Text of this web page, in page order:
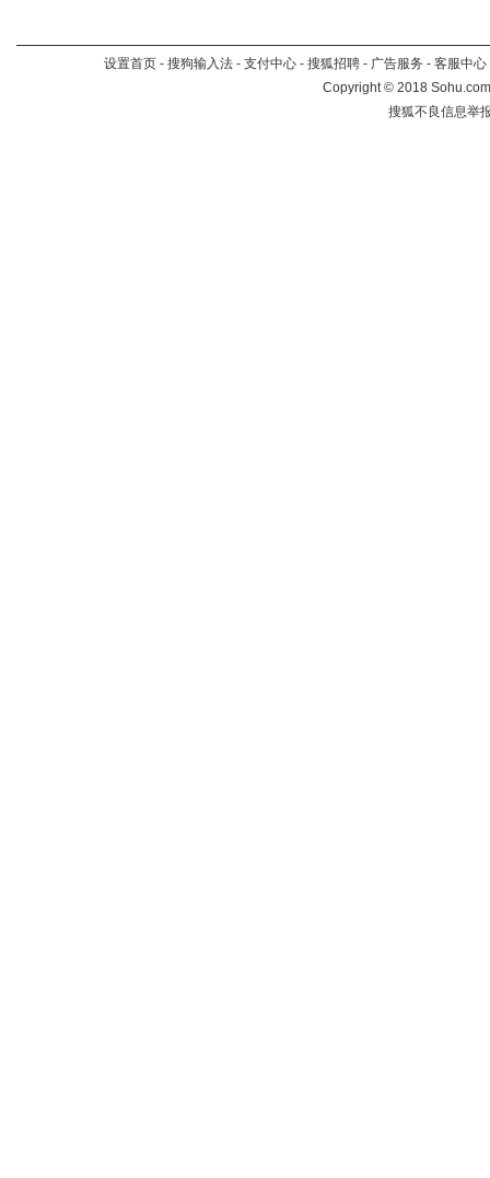
设置首页 - 搜狗输入法 - 支付中心 - 搜狐招聘 - 广告服务 - 客服中心
Copyright©2018
搜狐不良信息举